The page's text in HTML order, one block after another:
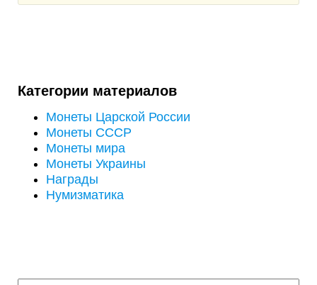
Категории материалов
Монеты Царской России
Монеты СССР
Монеты мира
Монеты Украины
Награды
Нумизматика